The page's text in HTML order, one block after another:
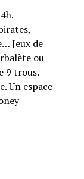
Jeux de
ou
9 trous.
Un espace